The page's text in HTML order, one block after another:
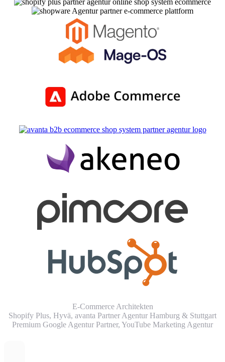
E-Commerce Architekten
Shopify Plus, Hyvä, avanta Partner Agentur Hamburg & Stuttgart
Premium Google Agentur Partner, YouTube Marketing Agentur